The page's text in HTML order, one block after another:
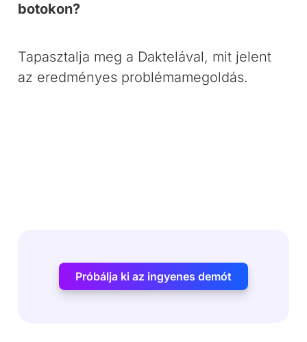
botokon?
Tapasztalja meg a Daktelával, mit jelent
az eredményes problémamegoldás.
Próbálja ki az ingyenes demót